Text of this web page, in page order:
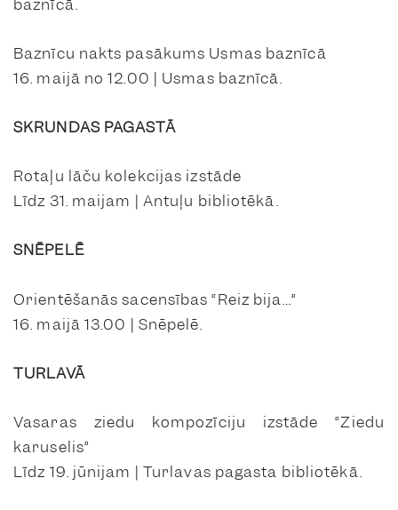
baznīcā.
Baznīcu nakts pasākums Usmas baznīcā
16. maijā no 12.00 | Usmas baznīcā.
SKRUNDAS PAGASTĀ
Rotaļu lāču kolekcijas izstāde
Līdz 31. maijam | Antuļu bibliotēkā.
SNĒPELĒ
Orientēšanās sacensības “Reiz bija…”
16. maijā 13.00 | Snēpelē.
TURLAVĀ
Vasaras ziedu kompozīciju izstāde “Ziedu
karuselis”
Līdz 19. jūnijam | Turlavas pagasta bibliotēkā.